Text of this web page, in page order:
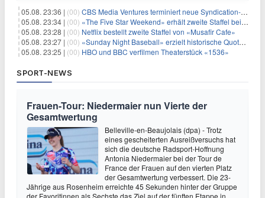
05.08. 23:36 | (00) CBS Media Ventures terminiert neue Syndication-Formate
05.08. 23:34 | (00) «The Five Star Weekend» erhält zweite Staffel bei Peacock
05.08. 23:28 | (00) Netflix bestellt zweite Staffel von «Musafir Cafe»
05.08. 23:27 | (00) «Sunday Night Baseball» erzielt historische Quotenserie für NBC
05.08. 23:25 | (00) HBO und BBC verfilmen Theaterstück «1536»
SPORT-NEWS
Frauen-Tour: Niedermaier nun Vierte der
Gesamtwertung
Belleville-en-Beaujolais (dpa) - Trotz
eines gescheiterten Ausreißversuchs hat
sich die deutsche Radsport-Hoffnung
Antonia Niedermaier bei der Tour de
France der Frauen auf den vierten Platz
der Gesamtwertung verbessert. Die 23-
Jährige aus Rosenheim erreichte 45 Sekunden hinter der Gruppe